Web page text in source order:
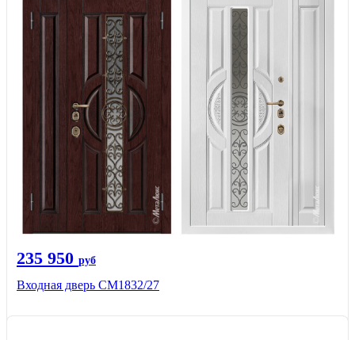
235 950 руб
Входная дверь СМ1832/27